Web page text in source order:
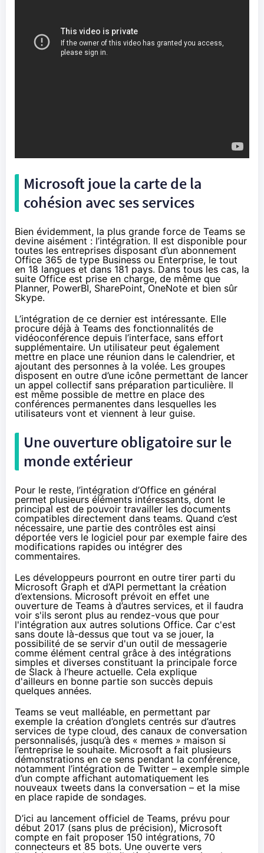
Microsoft joue la carte de la
cohésion avec ses services
Bien évidemment, la plus grande force de Teams se
devine aisément : l’intégration. Il est disponible pour
toutes les entreprises disposant d’un abonnement
Office 365 de type Business ou Enterprise, le tout
en 18 langues et dans 181 pays. Dans tous les cas, la
suite Office est prise en charge, de même que
Planner, PowerBI, SharePoint, OneNote et bien sûr
Skype.
L’intégration de ce dernier est intéressante. Elle
procure déjà à Teams des fonctionnalités de
vidéoconférence depuis l’interface, sans effort
supplémentaire. Un utilisateur peut également
mettre en place une réunion dans le calendrier, et
ajoutant des personnes à la volée. Les groupes
disposent en outre d’une icône permettant de lancer
un appel collectif sans préparation particulière. Il
est même possible de mettre en place des
conférences permanentes dans lesquelles les
utilisateurs vont et viennent à leur guise.
Une ouverture obligatoire sur le
monde extérieur
Pour le reste, l’intégration d’Office en général
permet plusieurs éléments intéressants, dont le
principal est de pouvoir travailler les documents
compatibles directement dans teams. Quand c’est
nécessaire, une partie des contrôles est ainsi
déportée vers le logiciel pour par exemple faire des
modifications rapides ou intégrer des
commentaires.
Les développeurs pourront en outre tirer parti du
Microsoft Graph et d’API permettant la création
d’extensions. Microsoft prévoit en effet une
ouverture de Teams à d’autres services, et il faudra
voir s'ils seront plus au rendez-vous que pour
l'intégration aux autres solutions Office. Car c'est
sans doute là-dessus que tout va se jouer, la
possibilité de se servir d'un outil de messagerie
comme élément central grâce à des intégrations
simples et diverses constituant la principale force
de Slack à l’heure actuelle. Cela explique
d'ailleurs en bonne partie son succès depuis
quelques années.
Teams se veut malléable, en permettant par
exemple la création d’onglets centrés sur d’autres
services de type cloud, des canaux de conversation
personnalisés, jusqu’à des « memes » maison si
l’entreprise le souhaite. Microsoft a fait plusieurs
démonstrations en ce sens pendant la conférence,
notamment l’intégration de Twitter – exemple simple
d’un compte affichant automatiquement les
nouveaux tweets dans la conversation – et la mise
en place rapide de sondages.
D’ici au lancement officiel de Teams, prévu pour
début 2017 (sans plus de précision), Microsoft
compte en fait proposer 150 intégrations, 70
connecteurs et 85 bots. Une ouverte vers